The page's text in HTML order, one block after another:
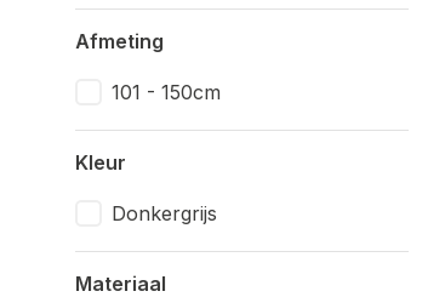
Afmeting
101 - 150cm
Kleur
Donkergrijs
Materiaal